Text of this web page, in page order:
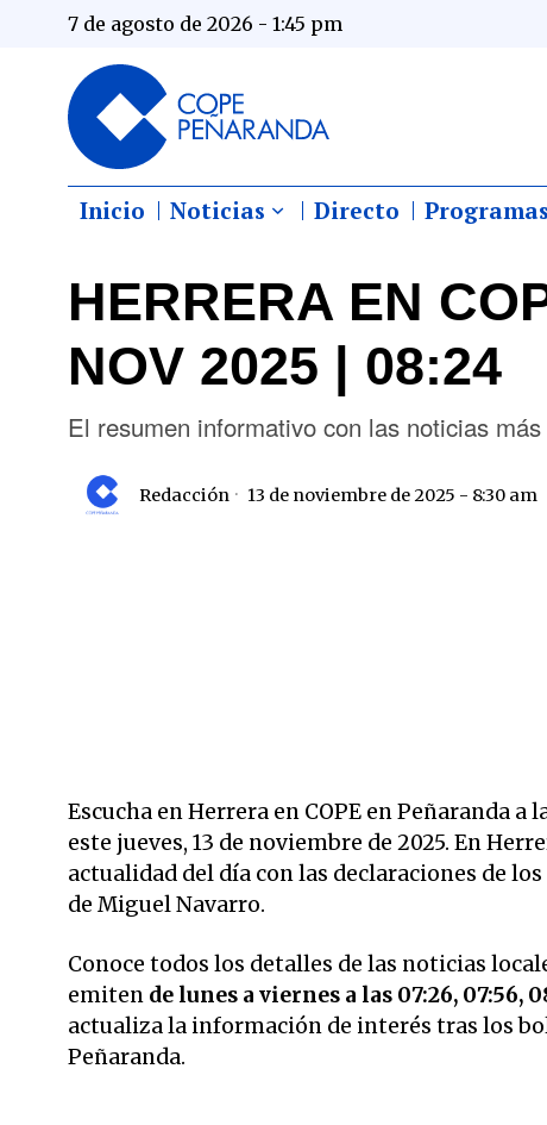
7 de agosto de 2026 - 1:45 pm
Inicio Noticias Directo Programas
HERRERA EN
NOV 2025 | 08:24
El resumen informativo con las noticias
Redacción 13 de noviembre de 2025 - 8:30 am
Escucha en Herrera en COPE en Peñaranda
este jueves, 13 de noviembre de 2025. En
actualidad del día con las declaraciones de
de Miguel Navarro.
Conoce todos los detalles de las noticias
emiten de lunes a viernes a las 07:26, 07:56,
actualiza la información de interés tras los
Peñaranda.